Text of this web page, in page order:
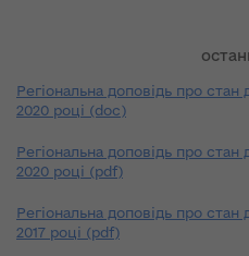
Регіональна доповідь про стан
2020 році (doc)
Регіональна доповідь про стан
2020 році (pdf)
Регіональна доповідь про стан
2017 році (pdf)